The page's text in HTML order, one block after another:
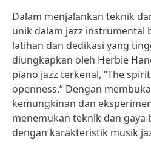
Dalam menjalankan teknik
unik dalam jazz instrumental
latihan dan dedikasi yang
diungkapkan oleh Herbie
piano jazz terkenal, “The
openness.” Dengan
kemungkinan dan
menemukan teknik dan gaya
dengan karakteristik musik